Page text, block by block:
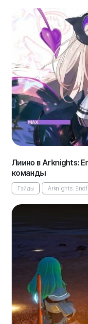
Лиино в Arknights:
команды
Гайды Arknights: